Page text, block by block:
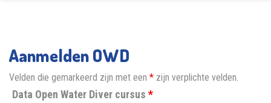
Aanmelden OWD
Velden die gemarkeerd zijn met een * zijn verplichte velden.
Data Open Water Diver cursus *